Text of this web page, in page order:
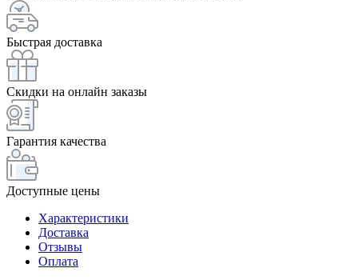
Быстрая доставка
Скидки на онлайн заказы
Гарантия качества
Доступные цены
Характеристики
Доставка
Отзывы
Оплата